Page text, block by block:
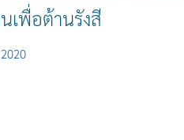
เพื่อต้านรังสี